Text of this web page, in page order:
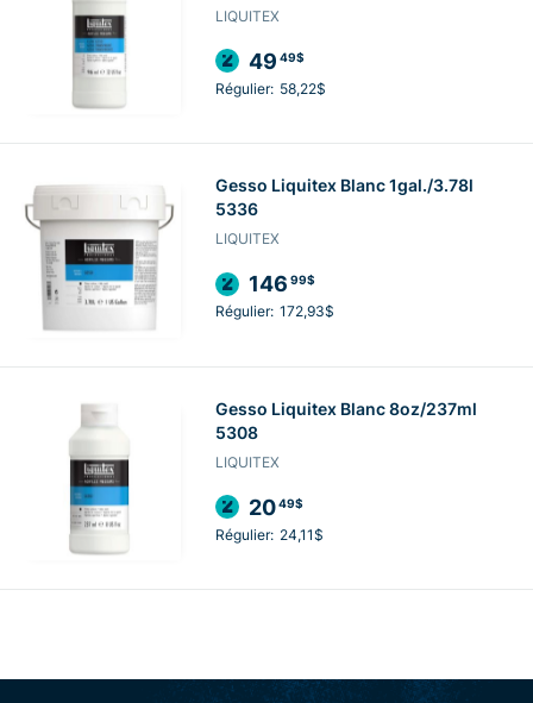
LIQUITEX
49 49$
Régulier: 58,22$
Gesso Liquitex Blanc 1gal./3.78l
5336
LIQUITEX
146 99$
Régulier: 172,93$
Gesso Liquitex Blanc 8oz/237ml
5308
LIQUITEX
2049$
Régulier: 24,11$